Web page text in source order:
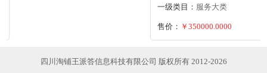
一级类目：居家日用
￥35000.0000
四川淘铺王派答信息科技有限公司 版权所有 2012-2026